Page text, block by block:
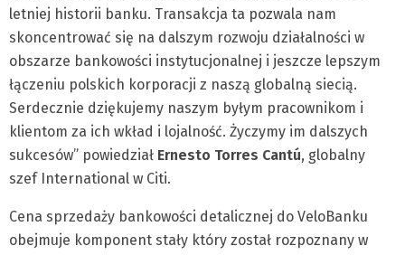
letniej historii banku. Transakcja ta pozwala nam
skoncentrować się na dalszym rozwoju działalności w
obszarze bankowości instytucjonalnej i jeszcze lepszym
łączeniu polskich korporacji z naszą globalną siecią.
Serdecznie dziękujemy naszym byłym pracownikom i
klientom za ich wkład i lojalność. Życzymy im dalszych
sukcesów” powiedział Ernesto Torres Cantú, globalny
szef International w Citi.
Cena sprzedaży bankowości detalicznej do VeloBanku
obejmuje komponent stały który został rozpoznany w